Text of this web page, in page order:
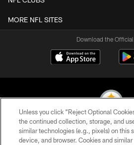
MORE NFL SITES
Download the
© 2026 Pittsburgh Steelers. All
Unless you click “Reject Optional
the continued collection, storage, and
similar technologies (e.g., pixels) on this
device, and browser. Cookies and